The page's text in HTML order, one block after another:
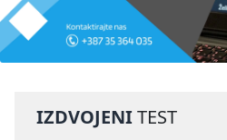
IZDVOJENITEST